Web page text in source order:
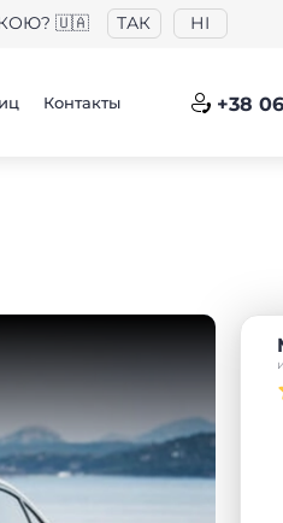
🇺🇦 ТАК НІ
Контакты +38